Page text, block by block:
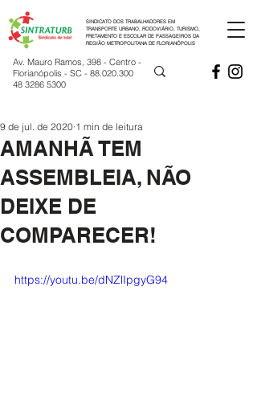
SINDICATO DOS TRABALHADORES EM
TRANSPORTE URBANO, RODOVIÁRIO, TURISMO,
FRETAMENTO E ESCOLAR DE PASSAGEIROS DA
REGIÃO METROPOLITANA DE FLORIANÓPOLIS
Av. Mauro Ramos, 398 - Centro -
Florianópolis - SC - 88.020.300
48 3286 5300
AMANHÃ TEM
ASSEMBLEIA, NÃO
DEIXE DE
COMPARECER!
9 de jul. de 2020 1 min de leitura
https://youtu.be/dNZlIpgyG94